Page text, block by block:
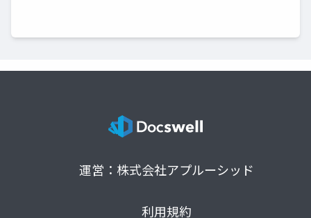
運営：株式会社アプルーシッド
利用規約